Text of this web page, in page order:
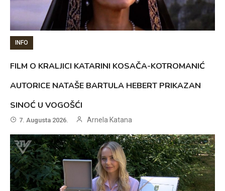
INFO
FILM O KRALJICI KATARINI KOSAČA-KOTROMANIĆ
AUTORICE NATAŠE BARTULA HEBERT PRIKAZAN
SINOĆ U VOGOŠĆI
7. Augusta 2026. Arnela Katana